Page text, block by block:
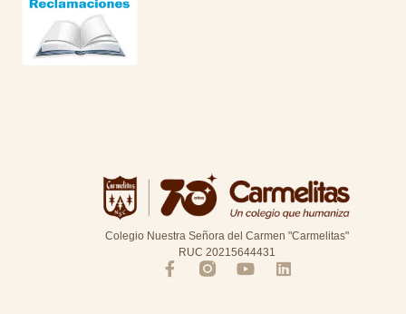
Colegio Nuestra Señora del Carmen "Carmelitas"
RUC 20215644431